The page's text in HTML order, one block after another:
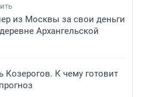
из Москвы за свои деньги
Архангельской
Козерогов. К чему готовит